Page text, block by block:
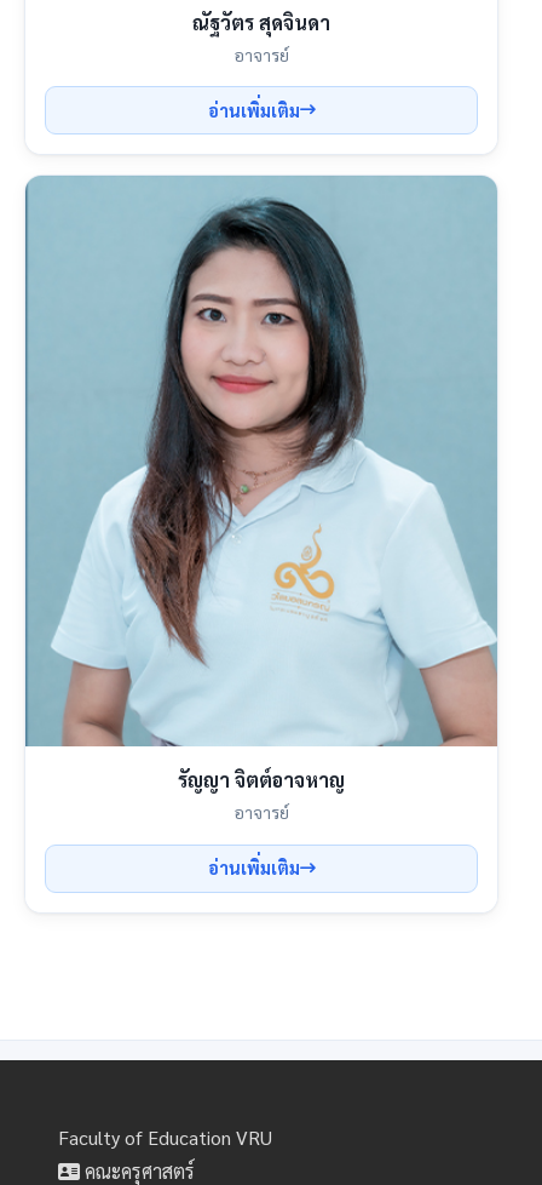
ณัฐวัตร สุดจินดา
อาจารย์
อ่านเพิ่มเติม
รัญญา จิตต์อาจหาญ
อาจารย์
อ่านเพิ่มเติม
Faculty of Education VRU
คณะครุศาสตร์